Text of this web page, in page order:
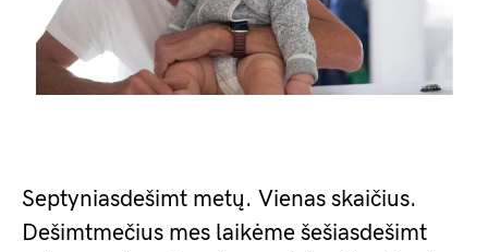
Septyniasdešimt metų. Vienas skaičius.
Dešimtmečius mes laikėme šešiasdešimt